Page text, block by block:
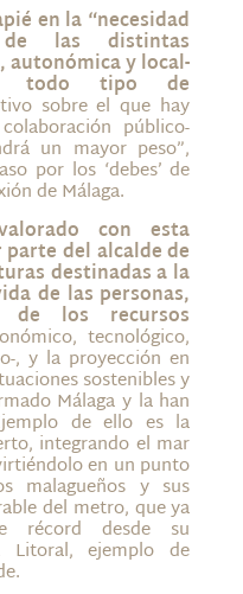
en la “necesidad
las distintas
y local-
todo tipo de
sobre el que hay
público-
un mayor peso”,
por los ‘debes’ de
de Málaga.
con esta
del alcalde de
destinadas a la
de las personas,
de los recursos
tecnológico,
, y la proyección en
sostenibles y
Málaga y la han
de ello es la
integrando el mar
en un punto
malagueños y sus
del metro, que ya
récord desde su
Litoral, ejemplo de